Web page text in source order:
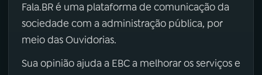
Fala.BR é uma plataforma de comunicação da
sociedade com a administração pública, por
meio das Ouvidorias.
Sua opinião ajuda a EBC a melhorar os serviços e